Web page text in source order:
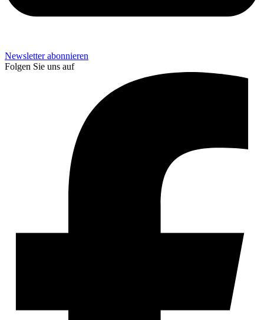
Newsletter abonnieren
Folgen Sie uns auf